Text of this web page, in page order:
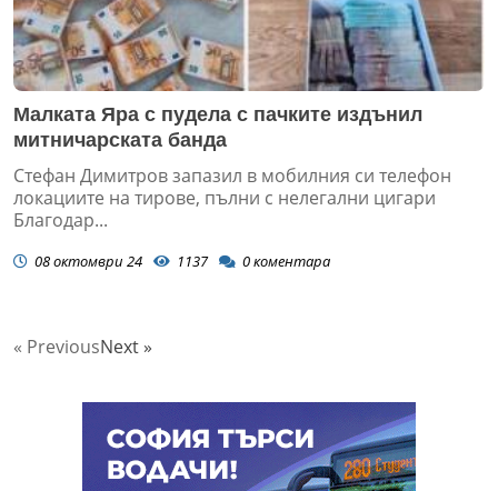
Малката Яра с пудела с пачките издънил
митничарската банда
Стефан Димитров запазил в мобилния си телефон
локациите на тирове, пълни с нелегални цигари
Благодар...
08 октомври 24 1137 0коментара
« PreviousNext »